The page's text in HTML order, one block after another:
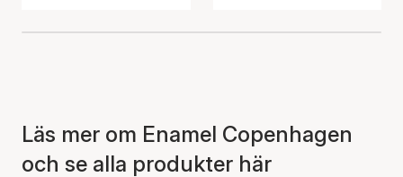
Läs mer om Enamel Copenhagen
och se alla produkter här